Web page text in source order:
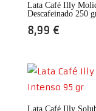
Lata Café Illy
Descafeinado 250
8,99 €
Lata Café Illy